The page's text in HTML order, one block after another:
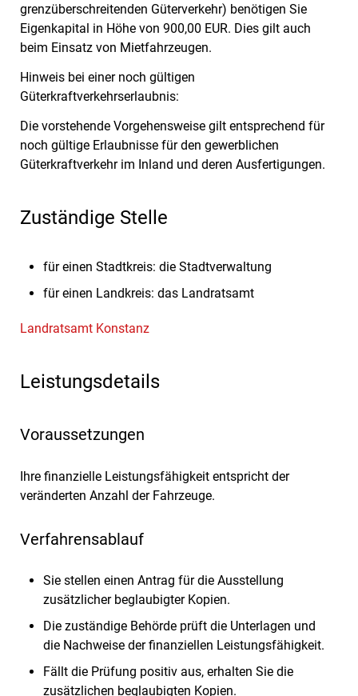
grenzüberschreitenden Güterverkehr) benötigen Sie
Eigenkapital in Höhe von 900,00 EUR. Dies gilt auch
beim Einsatz von Mietfahrzeugen.
Hinweis bei einer noch gültigen
Güterkraftverkehrserlaubnis:
Die vorstehende Vorgehensweise gilt entsprechend für
noch gültige Erlaubnisse für den gewerblichen
Güterkraftverkehr im Inland und deren Ausfertigungen.
Zuständige Stelle
für einen Stadtkreis: die Stadtverwaltung
für einen Landkreis: das Landratsamt
Landratsamt Konstanz
Leistungsdetails
Voraussetzungen
Ihre finanzielle Leistungsfähigkeit entspricht der
veränderten Anzahl der Fahrzeuge.
Verfahrensablauf
Sie stellen einen Antrag für die Ausstellung
zusätzlicher beglaubigter Kopien.
Die zuständige Behörde prüft die Unterlagen und
die Nachweise der finanziellen Leistungsfähigkeit.
Fällt die Prüfung positiv aus, erhalten Sie die
zusätzlichen beglaubigten Kopien.